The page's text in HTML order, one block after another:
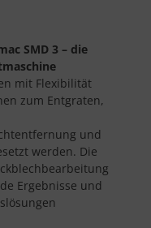
SMD 3 – die
mit Flexibilität
zum Entgraten,
und
werden. Die
Ergebnisse und